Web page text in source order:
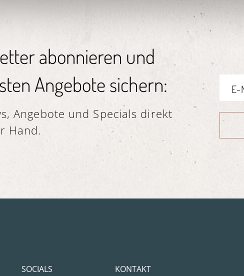
abonnieren und
Angebote sichern:
Angebote und Specials direkt
Hand.
SOCIALS KONTAKT